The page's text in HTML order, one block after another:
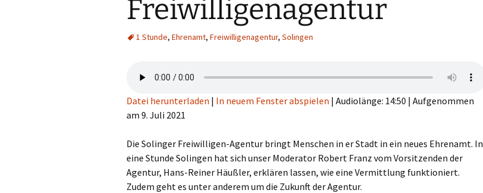
Freiwilligenagentur
1 Stunde, Ehrenamt, Freiwilligenagentur, Solingen
Datei herunterladen | In neuem Fenster abspielen | Audiolänge: 14:50 | Aufgenommen
am 9. Juli 2021
Die Solinger Freiwilligen-Agentur bringt Menschen in er Stadt in ein neues Ehrenamt. In
eine Stunde Solingen hat sich unser Moderator Robert Franz vom Vorsitzenden der
Agentur, Hans-Reiner Häußler, erklären lassen, wie eine Vermittlung funktioniert.
Zudem geht es unter anderem um die Zukunft der Agentur.